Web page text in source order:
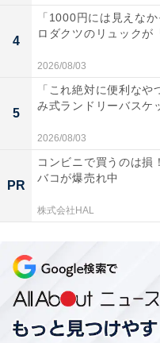
4
「1000円には見えな
ロダクツのリュックが
2026/08/03
5
「これ絶対に便利な
み式ランドリーバスケ
2026/08/03
PR
コンビニで買うのは損
バコが爆売れ中
株式会社HAL